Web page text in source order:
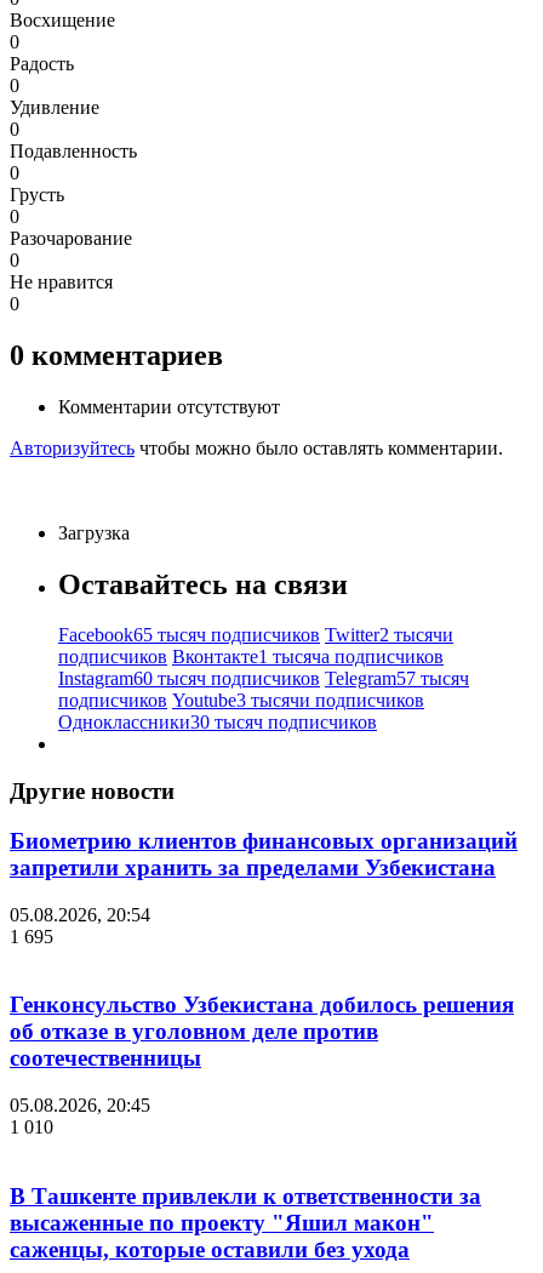
Восхищение
0
Радость
0
Удивление
0
Подавленность
0
Грусть
0
Разочарование
0
Не нравится
0
0 комментариев
Комментарии отсутствуют
Авторизуйтесь чтобы можно было оставлять комментарии.
Загрузка
Оставайтесь на связи
Facebook65 тысяч подписчиков Twitter2 тысячи
подписчиков Вконтакте1 тысяча подписчиков
Instagram60 тысяч подписчиков Telegram57 тысяч
подписчиков Youtube3 тысячи подписчиков
Одноклассники30 тысяч подписчиков
Другие новости
Биометрию клиентов финансовых организаций
запретили хранить за пределами Узбекистана
05.08.2026, 20:54
1 695
Генконсульство Узбекистана добилось решения
об отказе в уголовном деле против
соотечественницы
05.08.2026, 20:45
1 010
В Ташкенте привлекли к ответственности за
высаженные по проекту "Яшил макон"
саженцы, которые оставили без ухода